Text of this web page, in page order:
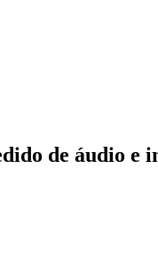
de áudio e